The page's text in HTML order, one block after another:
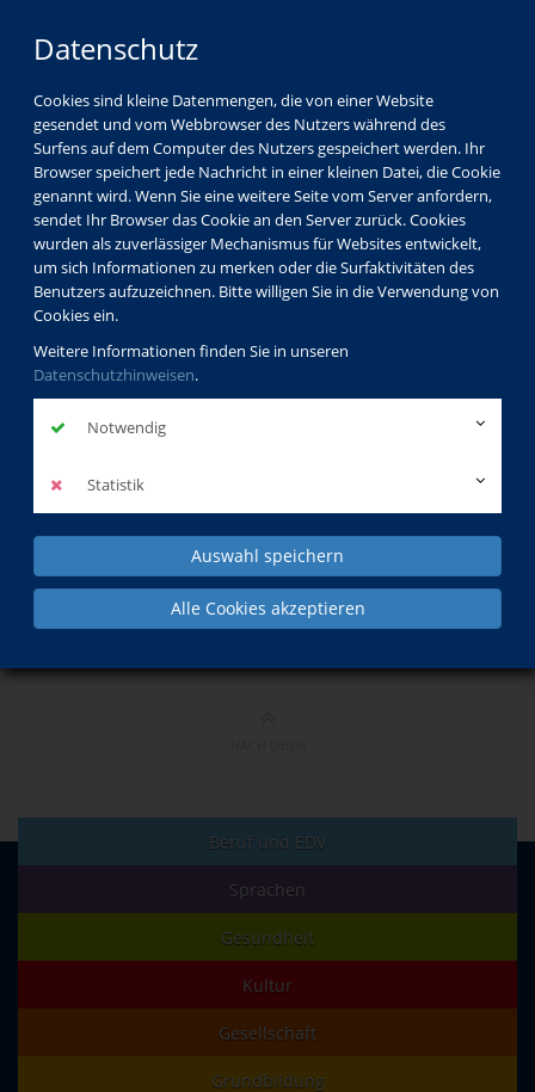
Datenschutz
Cookies sind kleine Datenmengen, die von einer Website
gesendet und vom Webbrowser des Nutzers während des
Surfens auf dem Computer des Nutzers gespeichert werden. Ihr
Browser speichert jede Nachricht in einer kleinen Datei, die Cookie
genannt wird. Wenn Sie eine weitere Seite vom Server anfordern,
sendet Ihr Browser das Cookie an den Server zurück. Cookies
wurden als zuverlässiger Mechanismus für Websites entwickelt,
um sich Informationen zu merken oder die Surfaktivitäten des
Benutzers aufzuzeichnen. Bitte willigen Sie in die Verwendung von
Cookies ein.
Weitere Informationen finden Sie in unseren
Datenschutzhinweisen.
Notwendig
Statistik
Auswahl speichern
Alle Cookies akzeptieren
Beruf und EDV
Sprachen
Gesundheit
Kultur
Gesellschaft
Grundbildung